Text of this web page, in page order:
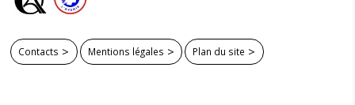
Contacts Mentions légales Plan du site